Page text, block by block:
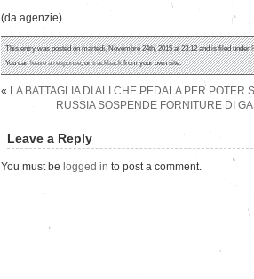
(da agenzie)
This entry was posted on martedì, Novembre 24th, 2015 at 23:12 and is filed under
You canleave a response, ortrackbackfrom your own site.
« LA BATTAGLIA DI ALI CHE PEDALA PER POTER
RUSSIA SOSPENDE FORNITURE DI
Leave a Reply
You must be logged in to post a comment.